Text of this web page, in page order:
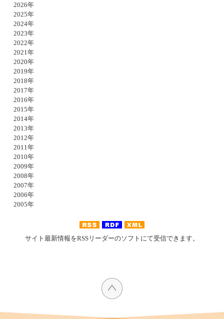
2026年
2025年
2024年
2023年
2022年
2021年
2020年
2019年
2018年
2017年
2016年
2015年
2014年
2013年
2012年
2011年
2010年
2009年
2008年
2007年
2006年
2005年
サイト最新情報をRSSリーダーのソフトにて受信できます。